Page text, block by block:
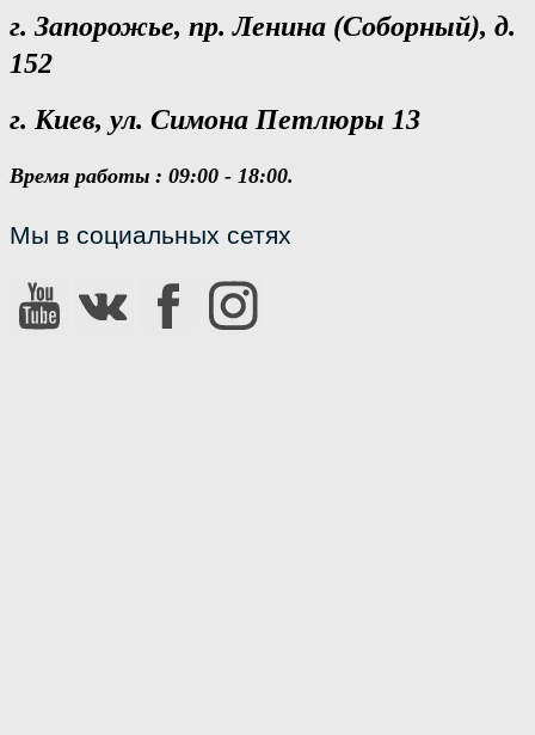
г. Запорожье, пр. Ленина (Соборный), д.
152
г. Киев, ул. Симона Петлюры 13
Время работы : 09:00 - 18:00.
Мы в социальных сетях